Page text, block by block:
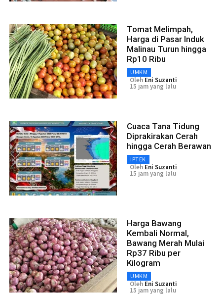
Tomat Melimpah,
Harga di Pasar Induk
Malinau Turun hingga
Rp10 Ribu
UMKM
Oleh Eni Suzanti
15 jam yang lalu
Cuaca Tana Tidung
Diprakirakan Cerah
hingga Cerah Berawan
IPTEK
Oleh Eni Suzanti
15 jam yang lalu
Harga Bawang
Kembali Normal,
Bawang Merah Mulai
Rp37 Ribu per
Kilogram
UMKM
Oleh Eni Suzanti
15 jam yang lalu